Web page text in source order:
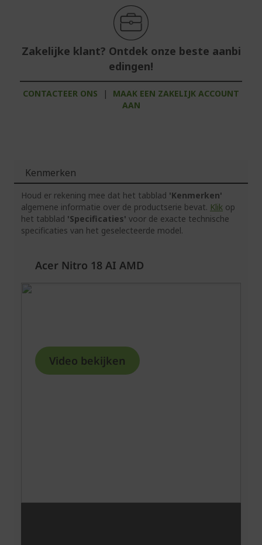
Zakelijke klant? Ontdek onze beste aanbi
edingen!
CONTACTEER ONS |
MAAK EEN ZAKELIJK ACCOUNT
AAN
Kenmerken
Houd er rekening mee dat het tabblad 'Kenmerken'
algemene informatie over de productserie bevat. Klik op
het tabblad 'Specificaties' voor de exacte technische
specificaties van het geselecteerde model.